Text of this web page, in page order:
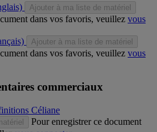
Ajouter à ma liste de matériel
dans vos favoris, veuillez vous
Ajouter à ma liste de matériel
dans vos favoris, veuillez vous
commerciaux
Céliane
Pour enregistrer ce document